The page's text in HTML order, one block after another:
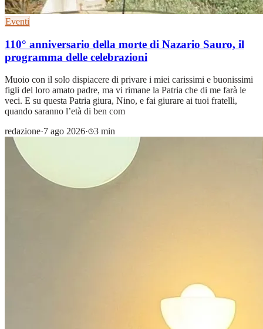
Eventi
110° anniversario della morte di Nazario Sauro, il
programma delle celebrazioni
Muoio con il solo dispiacere di privare i miei carissimi e buonissimi
figli del loro amato padre, ma vi rimane la Patria che di me farà le
veci. E su questa Patria giura, Nino, e fai giurare ai tuoi fratelli,
quando saranno l’età di ben com
redazione·7 ago 2026· 3 min